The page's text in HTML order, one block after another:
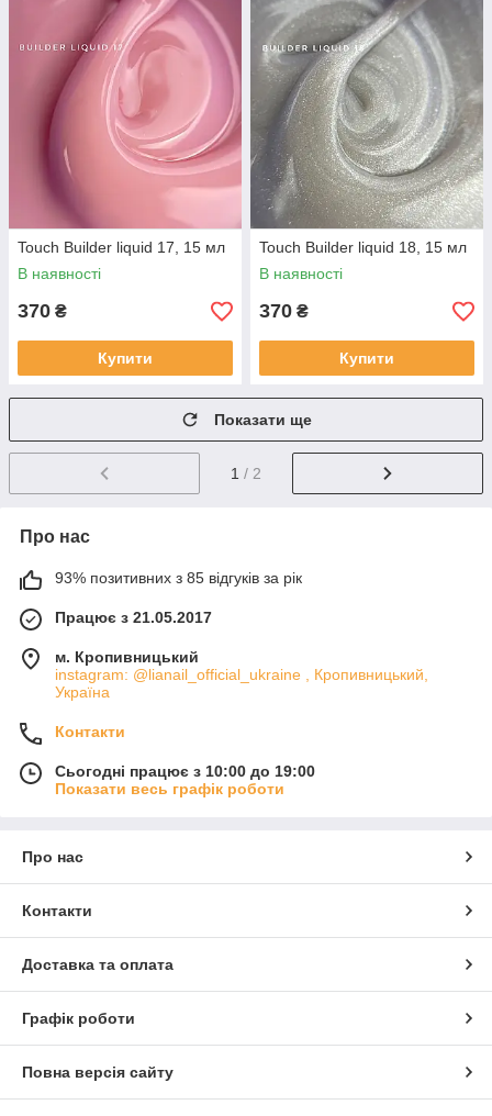
Touch Builder liquid 17, 15 мл
В наявності
370 ₴
Купити
Touch Builder liquid 18, 15 мл
В наявності
370 ₴
Купити
Показати ще
1 / 2
Про нас
93% позитивних з 85 відгуків за рік
Працює з 21.05.2017
м. Кропивницький
instagram: @lianail_official_ukraine , Кропивницький,
Україна
Контакти
Сьогодні працює з 10:00 до 19:00
Показати весь графік роботи
Про нас
Контакти
Доставка та оплата
Графік роботи
Повна версія сайту